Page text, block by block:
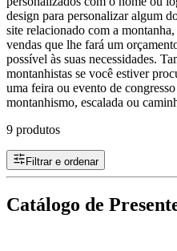
design para personalizar algum
site relacionado com a
vendas que lhe fará um
possível às suas necessidades.
montanhistas se você estiver
uma feira ou evento de
montanhismo, escalada ou
9 produtos
Filtrar e ordenar
Catálogo de